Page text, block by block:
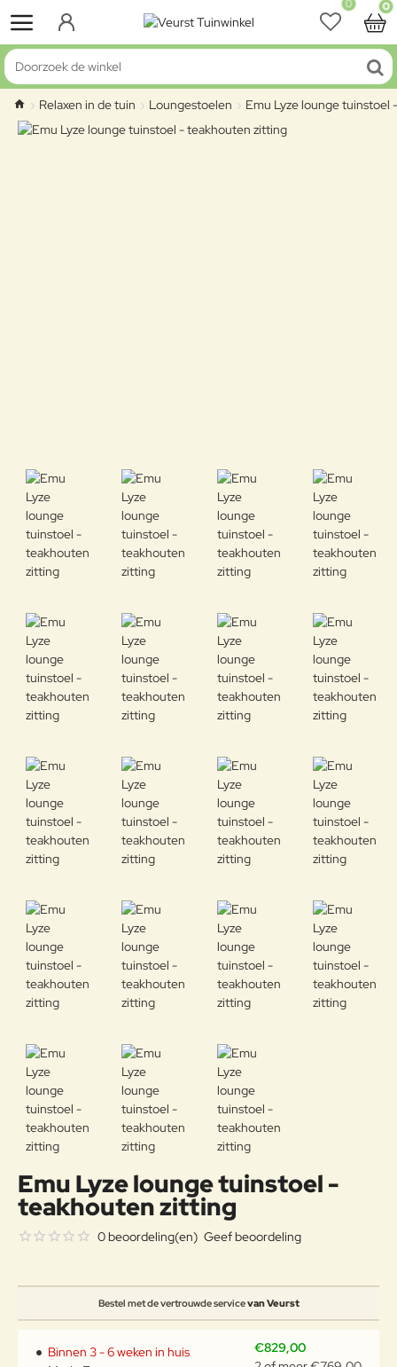
0 0
Doorzoek de winkel
home
Relaxen in de tuin Loungestoelen Emu Lyze lounge
Emu Lyze lounge tuinstoel -
teakhouten zitting
Bestel met de vertrouwde servicevan Veurst
0 beoordeling(en) Geef beoordeling
€829,00
Binnen 3 - 6 weken in huis